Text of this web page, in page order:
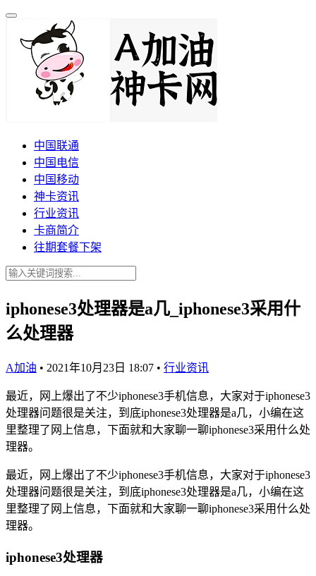
中国联通
中国电信
中国移动
神卡资讯
行业资讯
卡商简介
往期套餐下架
iphonese3处理器是a几_iphonese3采用什
么处理器
A加油 • 2021年10月23日 18:07 • 行业资讯
最近，网上爆出了不少iphonese3手机信息，大家对于iphonese3
处理器问题很是关注，到底iphonese3处理器是a几，小编在这
里整理了网上信息，下面就和大家聊一聊iphonese3采用什么处
理器。
最近，网上爆出了不少iphonese3手机信息，大家对于iphonese3
处理器问题很是关注，到底iphonese3处理器是a几，小编在这
里整理了网上信息，下面就和大家聊一聊iphonese3采用什么处
理器。
iphonese3处理器